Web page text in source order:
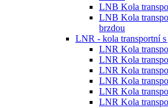
LNB Kola
LNB Kola
brzdou
LNR - kola transportní
LNR Kola
LNR Kola
LNR Kola
LNR Kola
LNR Kola
LNR Kola